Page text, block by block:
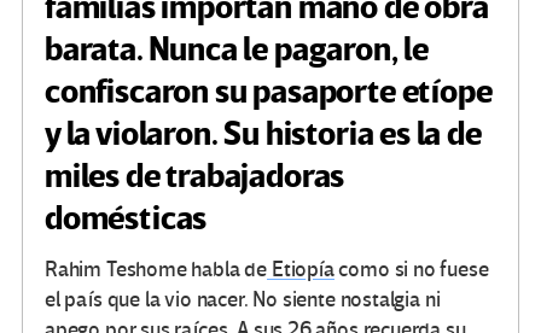
barata. Nunca le pagaron, le
confiscaron su pasaporte etíope
y la violaron. Su historia es la de
miles de trabajadoras
domésticas
Rahim Teshome habla de Etiopíacomo si no fuese
el país que la vio nacer. No siente nostalgia ni